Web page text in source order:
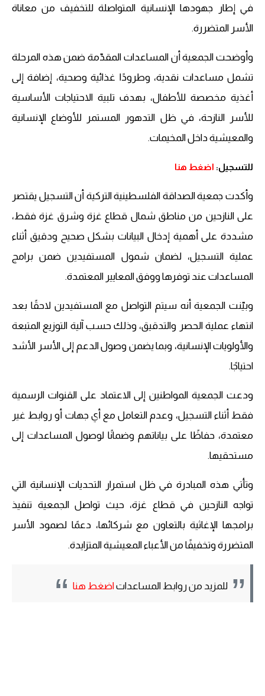
في إطار جهودها الإنسانية المتواصلة للتخفيف من معاناة
الأسر المتضررة.
وأوضحت الجمعية أن المساعدات المقدّمة ضمن هذه المرحلة
تشمل مساعدات نقدية، وطرودًا غذائية وصحية، إضافة إلى
أغذية مخصصة للأطفال، بهدف تلبية الاحتياجات الأساسية
للأسر النازحة، في ظل التدهور المستمر للأوضاع الإنسانية
والمعيشية داخل المخيمات.
للتسجيل: اضغط هنا
وأكدت جمعية الصداقة الفلسطينية التركية أن التسجيل يقتصر
على النازحين من مناطق شمال قطاع غزة وشرق غزة فقط،
مشددة على أهمية إدخال البيانات بشكل صحيح ودقيق أثناء
عملية التسجيل، لضمان شمول المستفيدين ضمن برامج
المساعدات عند توفرها ووفق المعايير المعتمدة.
وبيّنت الجمعية أنه سيتم التواصل مع المستفيدين لاحقًا بعد
انتهاء عملية الحصر والتدقيق، وذلك حسب آلية التوزيع المتبعة
والأولويات الإنسانية، وبما يضمن وصول الدعم إلى الأسر الأشد
احتياجًا.
ودعت الجمعية المواطنين إلى الاعتماد على القنوات الرسمية
فقط أثناء التسجيل، وعدم التعامل مع أي جهات أو روابط غير
معتمدة، حفاظًا على بياناتهم وضمانًا لوصول المساعدات إلى
مستحقيها.
وتأتي هذه المبادرة في ظل استمرار التحديات الإنسانية التي
تواجه النازحين في قطاع غزة، حيث تواصل الجمعية تنفيذ
برامجها الإغاثية بالتعاون مع شركائها، دعمًا لصمود الأسر
المتضررة وتخفيفًا من الأعباء المعيشية المتزايدة.
للمزيد من روابط المساعداتاضغط هنا